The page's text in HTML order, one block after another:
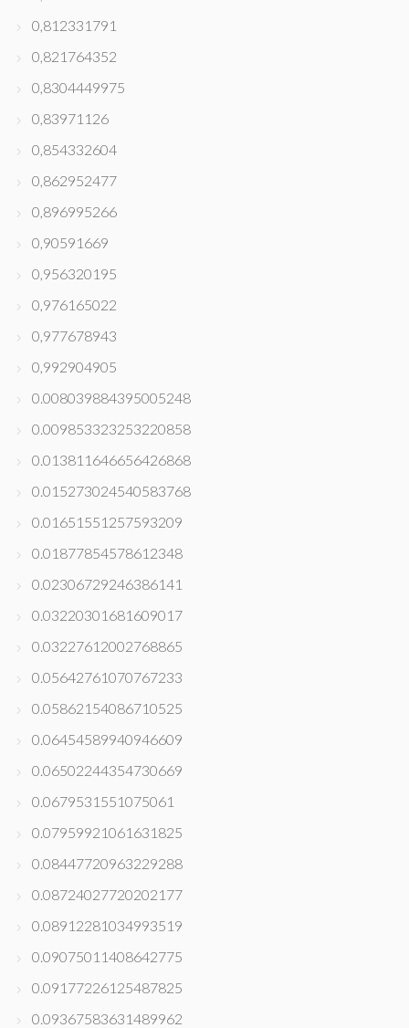
0,812331791
0,821764352
0,8304449975
0,83971126
0,854332604
0,862952477
0,896995266
0,90591669
0,956320195
0,976165022
0,977678943
0,992904905
0.008039884395005248
0.009853323253220858
0.013811646656426868
0.015273024540583768
0.01651551257593209
0.01877854578612348
0.02306729246386141
0.03220301681609017
0.03227612002768865
0.05642761070767233
0.05862154086710525
0.06454589940946609
0.06502244354730669
0.0679531551075061
0.07959921061631825
0.08447720963229288
0.08724027720202177
0.08912281034993519
0.09075011408642775
0.09177226125487825
0.09367583631489962